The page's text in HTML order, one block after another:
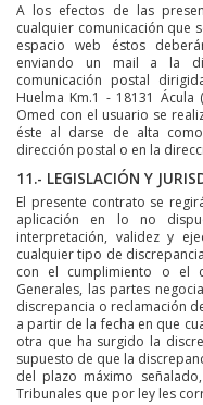
A los efectos de las
cualquier comunicación que
espacio web éstos
enviando un mail a la
comunicación postal
Huelma Km.1 - 18131 Ácula
Omed con el usuario se
éste al darse de alta
dirección postal o en la
11.- LEGISLACIÓN Y
El presente contrato se
aplicación en lo no
interpretación, validez y
cualquier tipo de
con el cumplimiento o el
Generales, las partes
discrepancia o reclamación
a partir de la fecha en que
otra que ha surgido la
supuesto de que la
del plazo máximo
Tribunales que por ley les